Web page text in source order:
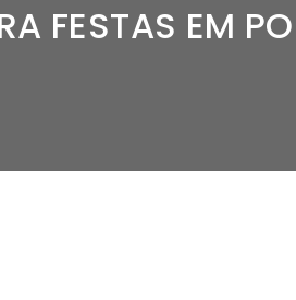
FESTAS EM